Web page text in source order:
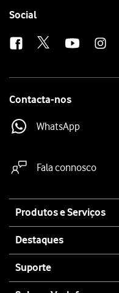
Follow
Social
Contacta-nos
WhatsApp
Fala connosco
map
Produtos e Serviços
Destaques
Suporte